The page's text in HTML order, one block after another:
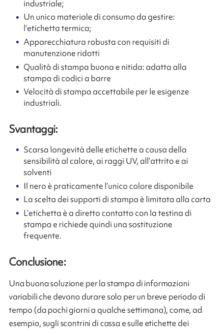
industriale;
Un unico materiale di consumo da gestire:
l’etichetta termica;
Apparecchiatura robusta con requisiti di
manutenzione ridotti
Qualità di stampa buona e nitida: adatta alla
stampa di codici a barre
Velocità di stampa accettabile per le esigenze
industriali.
Svantaggi:
Scarsa longevità delle etichette a causa della
sensibilità al calore, ai raggi UV, all’attrito e ai
solventi
Il nero è praticamente l’unico colore disponibile
La scelta dei supporti di stampa è limitata alla carta
L’etichetta è a diretto contatto con la testina di
stampa e richiede quindi una sostituzione
frequente.
Conclusione:
Una buona soluzione per la stampa di informazioni
variabili che devono durare solo per un breve periodo di
tempo (da pochi giorni a qualche settimana), come, ad
esempio, sugli scontrini di cassa e sulle etichette dei